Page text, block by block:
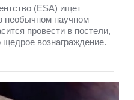
(ESA) ищет
необычном научном
провести в постели,
вознаграждение.